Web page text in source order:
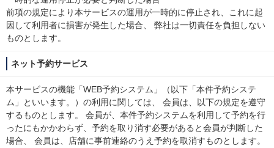
前項の規定により本サービスの運用が一時的に停止され、これに起
因して利用者に損害が発生した場合、 弊社は一切責任を負担しない
ものとします。
ネット予約サービス
本サービスの機能「WEB予約システム」（以下「本件予約システ
ム」といいます。）の利用に関しては、 会員は、以下の規定を遵守
するものとします。 会員が、本件予約システムを利用して予約を行
ったにもかかわらず、予約を取り消す必要があると会員が判断した
場合、 会員は、店舗に事前連絡のうえ予約を取消すものとします。